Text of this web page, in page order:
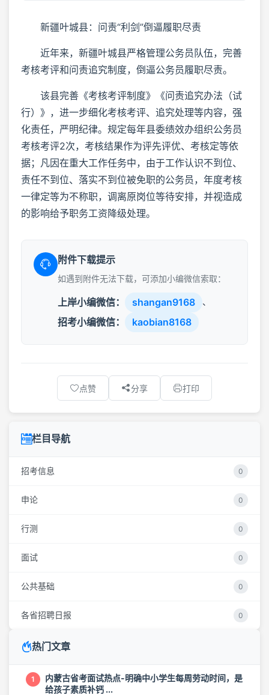
新疆叶城县：问责“利剑”倒逼履职尽责
近年来，新疆叶城县严格管理公务员队伍，完善
考核考评和问责追究制度，倒逼公务员履职尽责。
该县完善《考核考评制度》《问责追究办法（试
行）》，进一步细化考核考评、追究处理等内容，强
化责任，严明纪律。规定每年县委绩效办组织公务员
考核考评2次，考核结果作为评先评优、考核定等依
据；凡因在重大工作任务中，由于工作认识不到位、
责任不到位、落实不到位被免职的公务员，年度考核
一律定等为不称职，调离原岗位等待安排，并视造成
的影响给予职务工资降级处理。
附件下载提示
如遇到附件无法下载，可添加小编微信索取：
上岸小编微信： shangan9168 、
招考小编微信： kaobian8168
点赞 分享 打印
栏目导航
招考信息 0
申论 0
行测 0
面试 0
公共基础 0
各省招聘日报 0
热门文章
1
内蒙古省考面试热点-明确中小学生每周劳动时间，是
给孩子素质补钙 ...